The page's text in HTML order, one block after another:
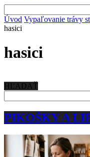
Úvod Vypaľovanie trávy
hasici
hasici
HĽADAŤ
PIKOŠKY A